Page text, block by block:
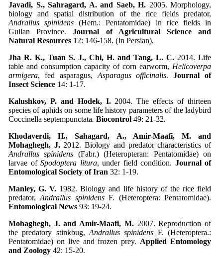
Javadi, S., Sahragard, A. and Saeb, H. 2005. Morphology,
biology and spatial distribution of the rice fields predator,
Andrallus spinidens (Hem.: Pentatomidae) in rice fields in
Guilan Province.Journal of Agricultural Science and
Natural Resources 12: 146-158. (In Persian).
Jha R. K., Tuan S. J., Chi, H. and Tang, L. C. 2014. Life
table and consumption capacity of corn earworm, Helicoverpa
armigera, fed asparagus, Asparagus officinalis.Journal of
Insect Science 14: 1-17.
Kalushkov, P. and Hodek, I.2004. The effects of thirteen
species of aphids on some life history parameters of the ladybird
Coccinella septempunctata. Biocontrol 49: 21-32.
Khodaverdi, H., Sahagard, A., Amir-Maafi, M. and
Mohaghegh, J.2012. Biology and predator characteristics of
Andrallus spinidens (Fabr.) (Heteropteran: Pentatomidae) on
larvae of Spodoptera litura, under field condition. Journal of
Entomological Society of Iran 32: 1-19.
Manley, G. V. 1982. Biology and life history of the rice field
predator,Andrallus spinidensF. (Heteroptera: Pentatomidae).
Entomological News 93: 19-24.
Mohaghegh, J. and Amir-Maafi, M.2007. Reproduction of
the predatory stinkbug, Andrallus spinidens F. (Heteroptera.:
Pentatomidae) on live and frozen prey. Applied Entomology
and Zoology 42: 15-20.